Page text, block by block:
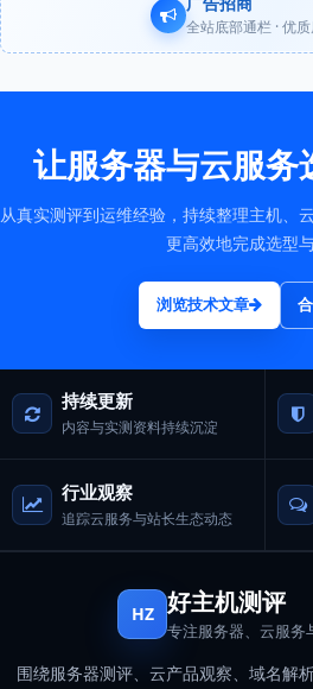
全站底部通栏 · 优
让服务器与云服务
从真实测评到运维经验，持续整理主机、
更高效地完成选型与
浏览技术文章
持续更新
内容与实测资料持续沉淀
行业观察
追踪云服务与站长生态动态
HZ 好主机测评
专注服务器、云服务
围绕服务器测评、云产品观察、域名解